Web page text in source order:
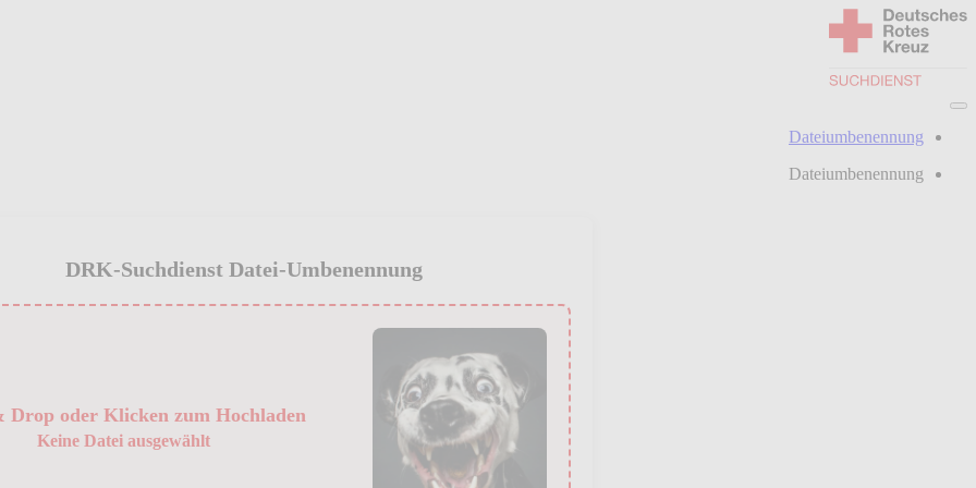
Dateiumbenennung
Dateiumbenennung
DRK-Suchdienst Datei-Umbenennung
Drop oder Klicken zum Hochladen
Keine Datei ausgewählt